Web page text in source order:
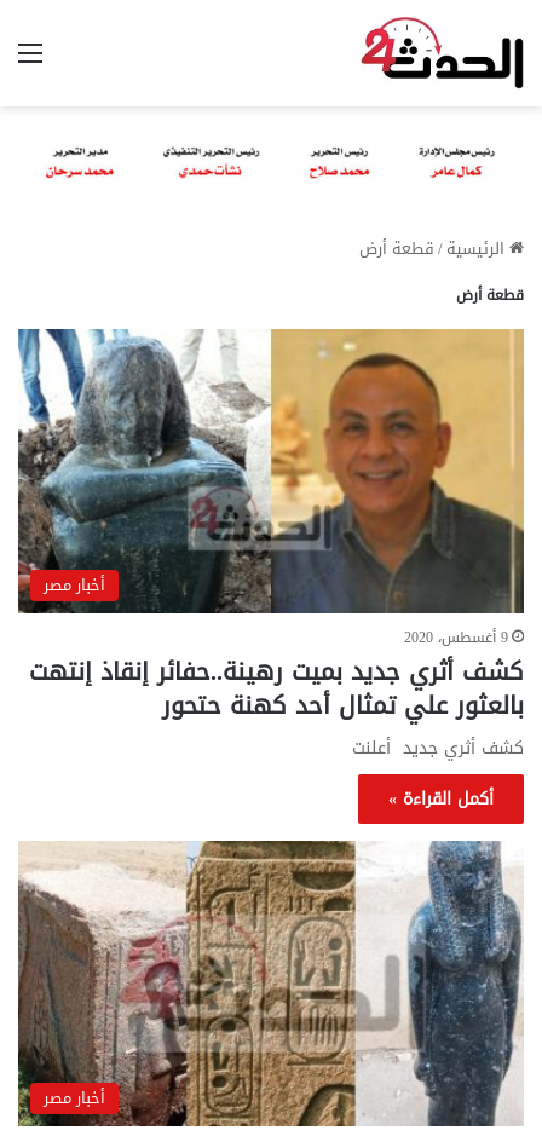
الرئيسية/قطعة أرض
قطعة أرض
أخبار مصر
9 أغسطس، 2020
كشف أثري جديد بميت رهينة..حفائر إنقاذ إنتهت
بالعثور علي تمثال أحد كهنة حتحور
كشف أثري جديد أعلنت
أكمل القراءة »
أخبار مصر